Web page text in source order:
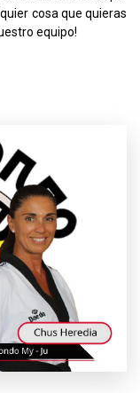
cosa que quieras
equipo!